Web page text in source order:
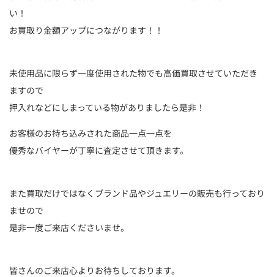
い！
お買取り金額アップにつながります！！
未使用品に限らず一度使用された物でも高価買取させていただき
ますので
押入れなどにしまっている物がありましたら是非！
お客様のお持ち込みされた商品一点一点を
優秀なバイヤーが丁寧に査定させて頂きます。
また買取だけではなくブランド品やジュエリーの販売も行っており
ませので
是非一度ご来店くださいませ。
皆さんのご来店心よりお待ちしております。